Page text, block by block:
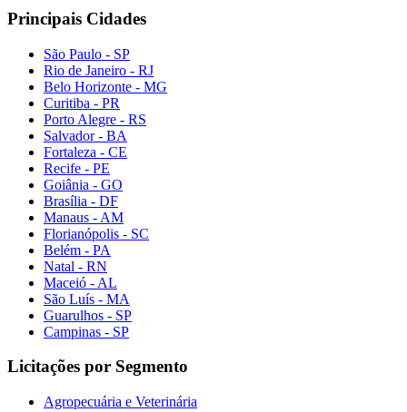
Principais Cidades
São Paulo - SP
Rio de Janeiro - RJ
Belo Horizonte - MG
Curitiba - PR
Porto Alegre - RS
Salvador - BA
Fortaleza - CE
Recife - PE
Goiânia - GO
Brasília - DF
Manaus - AM
Florianópolis - SC
Belém - PA
Natal - RN
Maceió - AL
São Luís - MA
Guarulhos - SP
Campinas - SP
Licitações por Segmento
Agropecuária e Veterinária